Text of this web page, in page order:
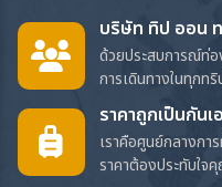
บริษัท ทิป ออน
ด้วยประสบการณ์ท่อ
การเดินทางในทุกทริ
ราคาถูกเป็นกันเ
เราคือศูนย์กลางกา
ราคาต้องประทับใ